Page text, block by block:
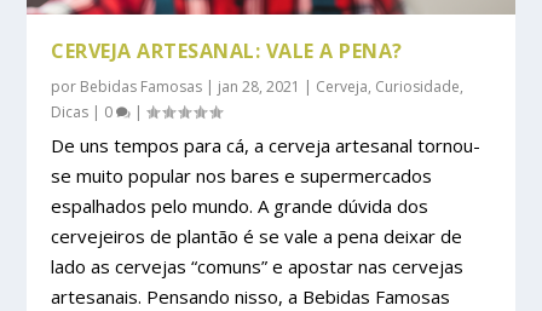
CERVEJA ARTESANAL: VALE A PENA?
por Bebidas Famosas | jan 28, 2021 | Cerveja, Curiosidade,
Dicas | 0 |
De uns tempos para cá, a cerveja artesanal tornou-
se muito popular nos bares e supermercados
espalhados pelo mundo. A grande dúvida dos
cervejeiros de plantão é se vale a pena deixar de
lado as cervejas “comuns” e apostar nas cervejas
artesanais. Pensando nisso, a Bebidas Famosas